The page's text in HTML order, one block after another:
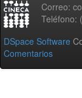
Correo:
Teléfono:
DSpace Software
Comentarios